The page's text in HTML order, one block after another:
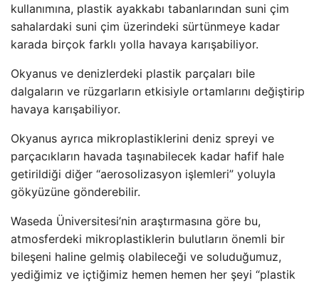
kullanımına, plastik ayakkabı tabanlarından suni çim
sahalardaki suni çim üzerindeki sürtünmeye kadar
karada birçok farklı yolla havaya karışabiliyor.
Okyanus ve denizlerdeki plastik parçaları bile
dalgaların ve rüzgarların etkisiyle ortamlarını değiştirip
havaya karışabiliyor.
Okyanus ayrıca mikroplastiklerini deniz spreyi ve
parçacıkların havada taşınabilecek kadar hafif hale
getirildiği diğer “aerosolizasyon işlemleri” yoluyla
gökyüzüne gönderebilir.
Waseda Üniversitesi’nin araştırmasına göre bu,
atmosferdeki mikroplastiklerin bulutların önemli bir
bileşeni haline gelmiş olabileceği ve soluduğumuz,
yediğimiz ve içtiğimiz hemen hemen her şeyi “plastik